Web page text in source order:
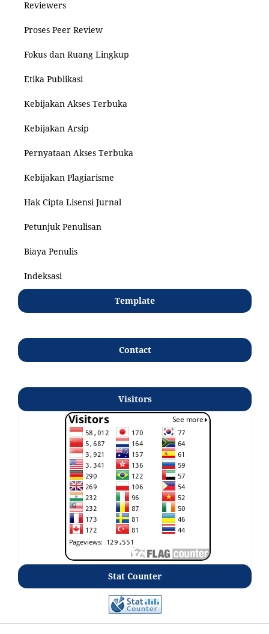
Reviewers
Proses Peer Review
Fokus dan Ruang Lingkup
Etika Publikasi
Kebijakan Akses Terbuka
Kebijakan Arsip
Pernyataan Akses Terbuka
Kebijakan Plagiarisme
Hak Cipta Lisensi Jurnal
Petunjuk Penulisan
Biaya Penulis
Indeksasi
Template
Contact
Visitors
Stat Counter